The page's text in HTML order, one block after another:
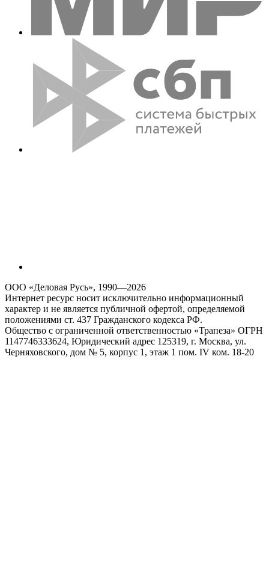
ООО «Деловая Русь», 1990—2026
Интернет ресурс носит исключительно информационный
характер и не является публичной офертой, определяемой
положениями ст. 437 Гражданского кодекса РФ.
Общество с ограниченной ответственностью «Трапеза» ОГРН
1147746333624, Юридический адрес 125319, г. Москва, ул.
Черняховского, дом № 5, корпус 1, этаж 1 пом. IV ком. 18-20